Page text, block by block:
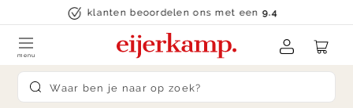
Skip to contentklanten beoordelen ons met een9.4
Submit search
menu